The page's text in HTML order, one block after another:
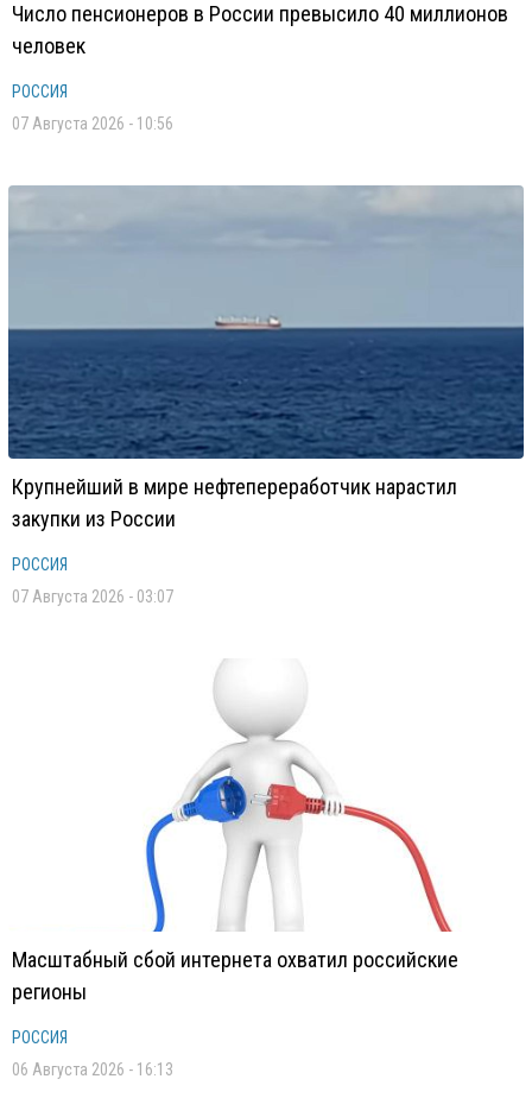
Число пенсионеров в России превысило 40 миллионов
человек
РОССИЯ
07 Августа 2026 - 10:56
Крупнейший в мире нефтепереработчик нарастил
закупки из России
РОССИЯ
07 Августа 2026 - 03:07
Масштабный сбой интернета охватил российские
регионы
РОССИЯ
06 Августа 2026 - 16:13